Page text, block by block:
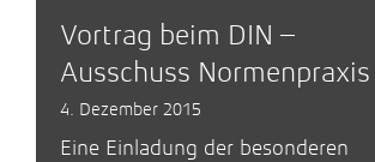
Vortrag beim DIN –
Ausschuss Normenpraxis
4. Dezember 2015
Eine Einladung der besonderen